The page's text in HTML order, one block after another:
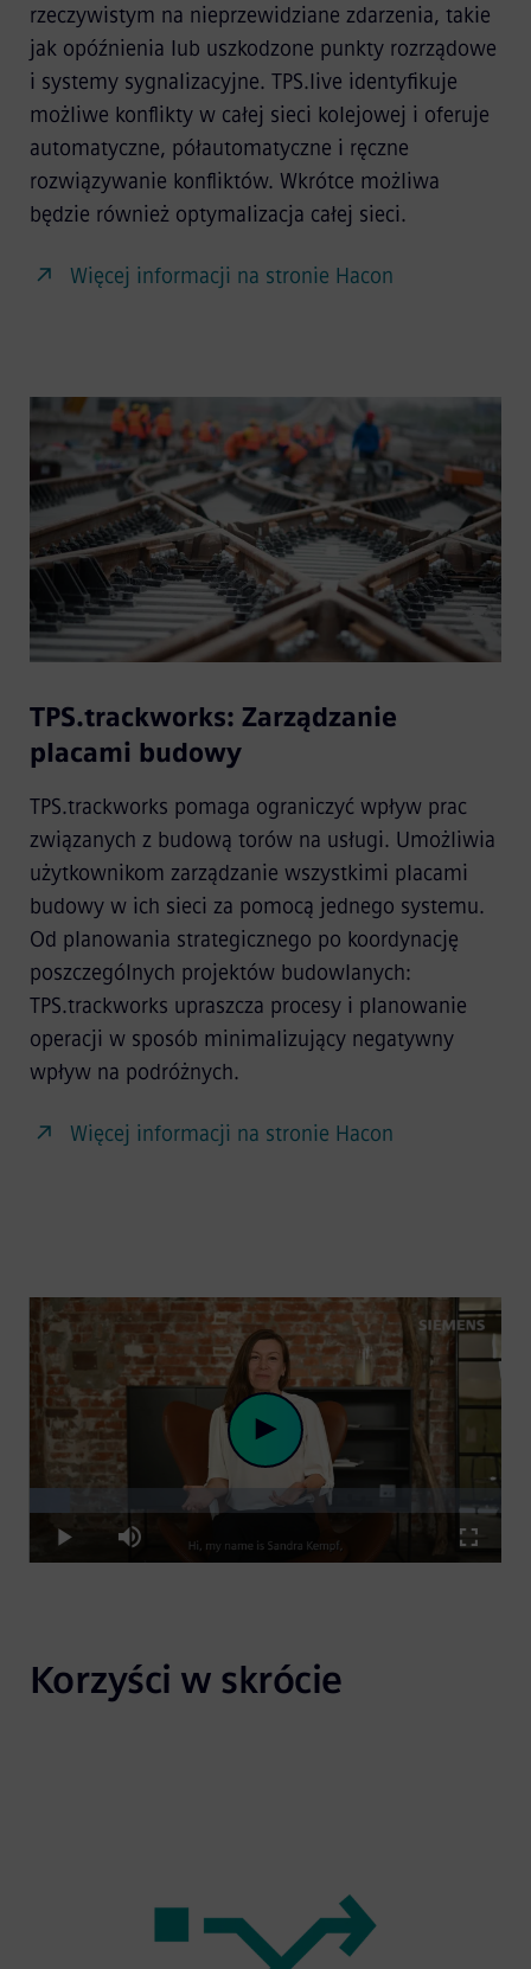
rzeczywistym na nieprzewidziane zdarzenia, takie
jak opóźnienia lub uszkodzone punkty rozrządowe
i systemy sygnalizacyjne. TPS.live identyfikuje
możliwe konflikty w całej sieci kolejowej i oferuje
automatyczne, półautomatyczne i ręczne
rozwiązywanie konfliktów. Wkrótce możliwa
będzie również optymalizacja całej sieci.
Więcej informacji na stronie Hacon
TPS.trackworks: Zarządzanie
placami budowy
TPS.trackworks pomaga ograniczyć wpływ prac
związanych z budową torów na usługi. Umożliwia
użytkownikom zarządzanie wszystkimi placami
budowy w ich sieci za pomocą jednego systemu.
Od planowania strategicznego po koordynację
poszczególnych projektów budowlanych:
TPS.trackworks upraszcza procesy i planowanie
operacji w sposób minimalizujący negatywny
wpływ na podróżnych.
Więcej informacji na stronie Hacon
Play
Play Mute
8.44%
Korzyści w skrócie